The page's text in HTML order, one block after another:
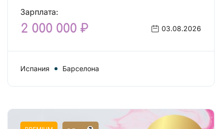
Зарплата:
2 000 000 ₽ 03.08.2026
Испания Барселона